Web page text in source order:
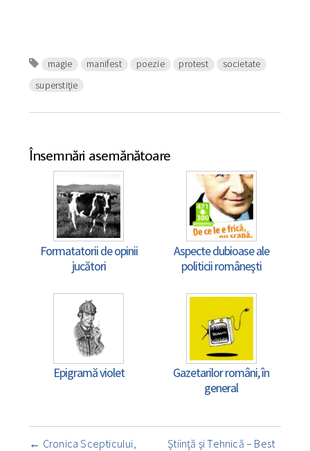
magie manifest poezie protest
societate
superstiţie
Însemnări asemănătoare
Formatatorii de opinii
jucători
Aspecte dubioase ale
politicii româneşti
Epigramă violet
Gazetarilor români, în
general
Navigare
← Cronica Scepticului,
Ştiinţă şi Tehnică – Best